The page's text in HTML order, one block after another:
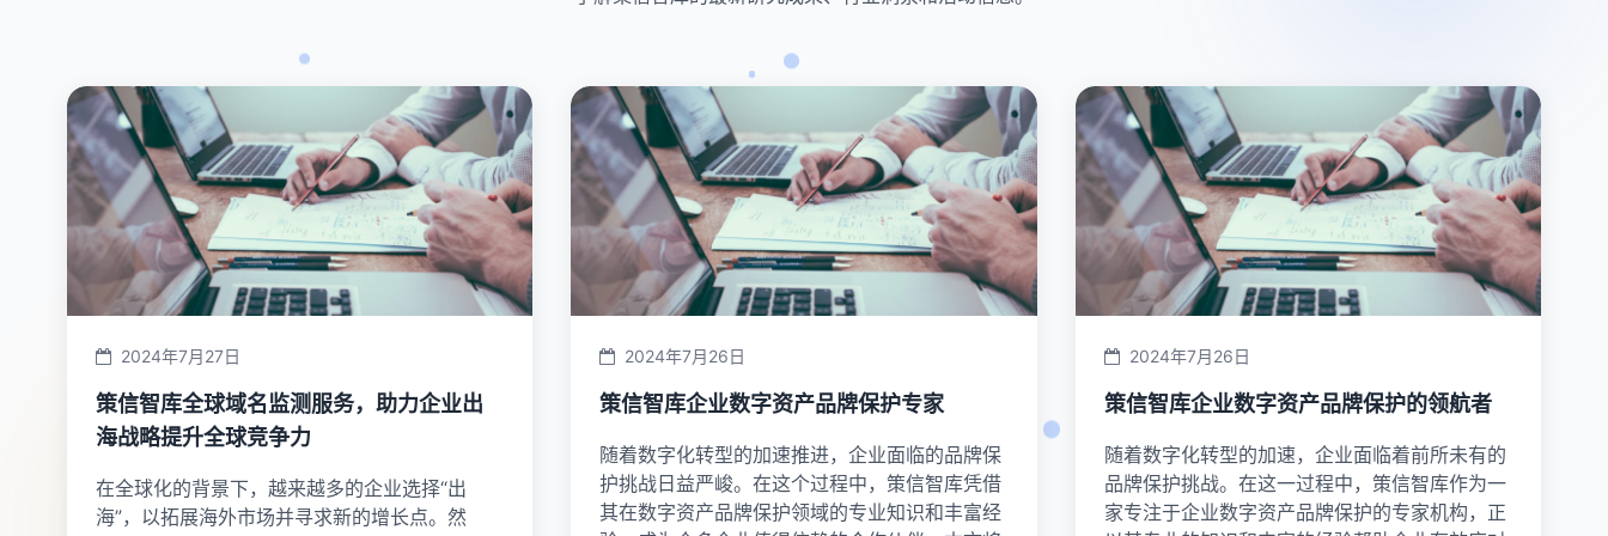
2024年7月27日
策信智库全球域名监测服务，助力企业出
海战略提升全球竞争力
在全球化的背景下，越来越多的企业选择“出
海”，以拓展海外市场并寻求新的增长点。然
2024年7月26日
策信智库企业数字资产品牌保护专家
随着数字化转型的加速推进，企业面临的品牌保
护挑战日益严峻。在这个过程中，策信智库凭借
其在数字资产品牌保护领域的专业知识和丰富经
2024年7月26日
策信智库企业数字资产品牌保护的领航者
随着数字化转型的加速，企业面临着前所未有的
品牌保护挑战。在这一过程中，策信智库作为一
家专注于企业数字资产品牌保护的专家机构，正